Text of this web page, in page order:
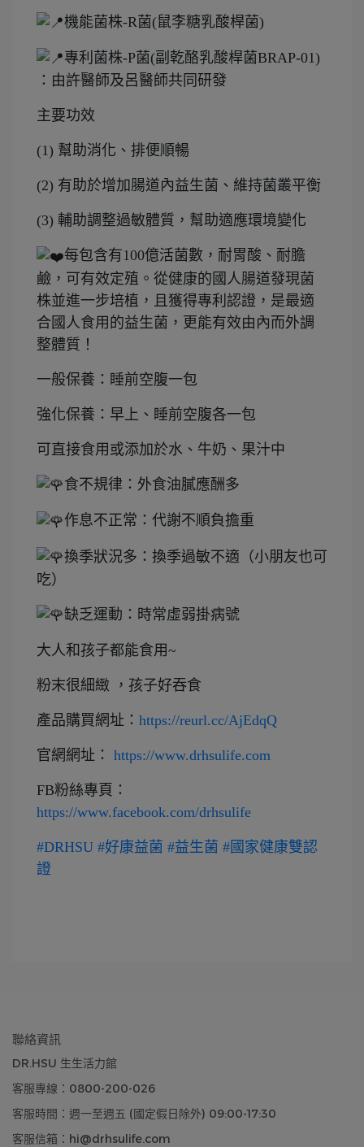
機能菌株-R菌(鼠李糖乳酸桿菌)
專利菌株-P菌(副乾酪乳酸桿菌BRAP-01)
：由許醫師及呂醫師共同研發
主要功效
(1) 幫助消化、排便順暢
(2) 有助於增加腸道內益生菌、維持菌叢平衡
(3) 輔助調整過敏體質，幫助適應環境變化
每包含有100億活菌數，耐胃酸、耐膽
鹼，可有效定殖。從健康的國人腸道發現菌
株並進一步培植，且獲得專利認證，是最適
合國人食用的益生菌，更能有效由內而外調
整體質！
一般保養：睡前空腹一包
強化保養：早上、睡前空腹各一包
可直接食用或添加於水、牛奶、果汁中
食不規律：外食油膩應酬多
作息不正常：代謝不順負擔重
換季狀況多：換季過敏不適（小朋友也可
吃）
缺乏運動：時常虛弱掛病號
大人和孩子都能食用~
粉末很細緻 ，孩子好吞食
產品購買網址： https://reurl.cc/AjEdqQ
官網網址： https://www.drhsulife.com
FB粉絲專頁：
https://www.facebook.com/drhsulife
#DRHSU #好康益菌 #益生菌 #國家健康雙認
證
聯絡資訊
DR.HSU 生生活力館
客服專線：0800-200-026
客服時間：週一至週五 (國定假日除外) 09:00-17:30
客服信箱：hi@drhsulife.com